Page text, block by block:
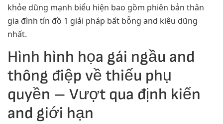
khỏe dũng mạnh biểu hiện bao gồm phiên bản thân
gia đình tín đồ 1 giải pháp bất bỗng and kiêu dũng
nhất.
Hình hình họa gái ngầu and
thông điệp về thiếu phụ
quyền – Vượt qua định kiến
and giới hạn